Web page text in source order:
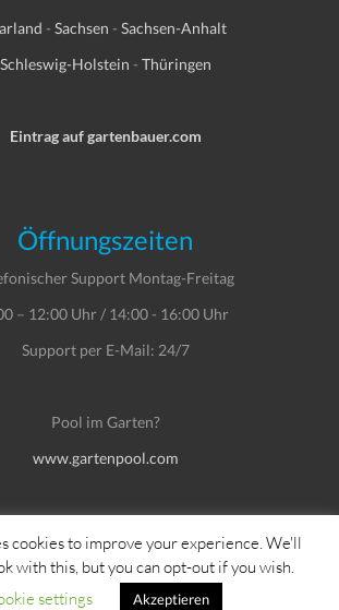
-Sachsen -Sachsen-Anhalt
Schleswig-Holstein - Thüringen
Eintrag auf gartenbauer.com
Öffnungszeiten
Support Montag-Freitag
– 12:00 Uhr / 14:00 - 16:00 Uhr
Support per E-Mail: 24/7
Pool im Garten?
www.gartenpool.com
© Dein Service GmbH
cookies to improve your experience. We'll
with this, but you can opt-out if you wish.
settings
Akzeptieren